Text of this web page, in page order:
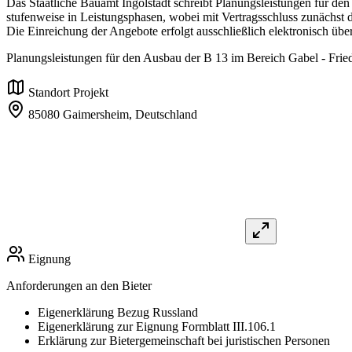
Das Staatliche Bauamt Ingolstadt schreibt Planungsleistungen für
stufenweise in Leistungsphasen, wobei mit Vertragsschluss
Die Einreichung der Angebote erfolgt ausschließlich elektronisch
Planungsleistungen für den Ausbau der B 13 im Bereich Gabel -
Standort Projekt
85080 Gaimersheim, Deutschland
Eignung
Anforderungen an den Bieter
Eigenerklärung Bezug Russland
Eigenerklärung zur Eignung Formblatt III.106.1
Erklärung zur Bietergemeinschaft bei juristischen Personen